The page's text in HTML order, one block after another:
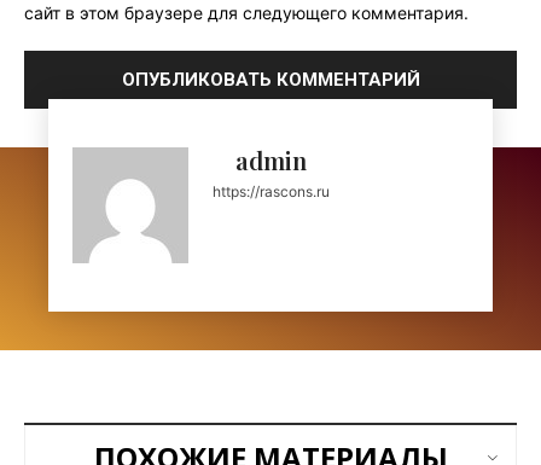
сайт в этом браузере для следующего комментария.
admin
https://rascons.ru